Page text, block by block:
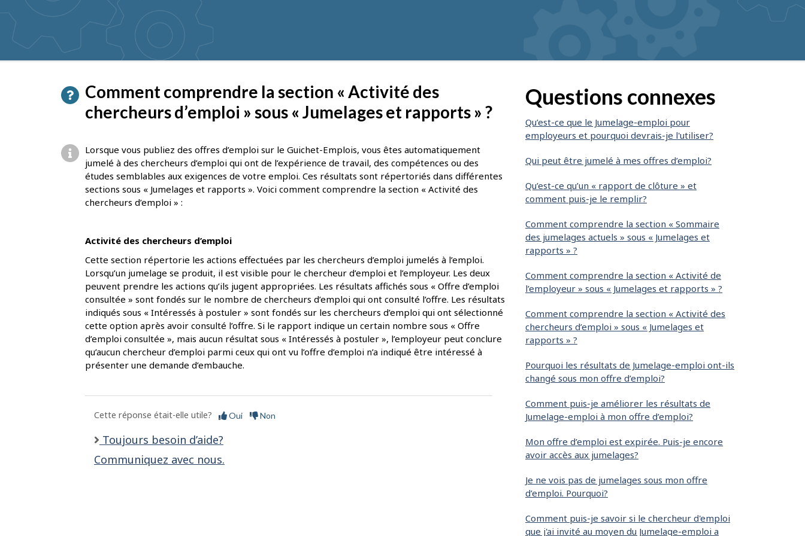
obtenir
suggestions
Comment comprendre la section « Activité des
chercheurs d’emploi » sous « Jumelages et rapports » ?
Lorsque vous publiez des offres d’emploi sur le Guichet-Emplois, vous êtes automatiquement
jumelé à des chercheurs d’emploi qui ont de l’expérience de travail, des compétences ou des
études semblables aux exigences de votre emploi. Ces résultats sont répertoriés dans différentes
sections sous « Jumelages et rapports ». Voici comment comprendre la section « Activité des
chercheurs d’emploi » :
Activité des chercheurs d’emploi
Cette section répertorie les actions effectuées par les chercheurs d’emploi jumelés à l’emploi.
Lorsqu’un jumelage se produit, il est visible pour le chercheur d’emploi et l’employeur. Les deux
peuvent prendre les actions qu’ils jugent appropriées. Les résultats affichés sous « Offre d’emploi
consultée » sont fondés sur le nombre de chercheurs d’emploi qui ont consulté l’offre. Les résultats
indiqués sous « Intéressés à postuler » sont fondés sur les chercheurs d’emploi qui ont sélectionné
cette option après avoir consulté l’offre. Si le rapport indique un certain nombre sous « Offre
d’emploi consultée », mais aucun résultat sous « Intéressés à postuler », l’employeur peut conclure
qu’aucun chercheur d’emploi parmi ceux qui ont vu l’offre d’emploi n’a indiqué être intéressé à
présenter une demande d’embauche.
Cette réponse était-elle utile? Oui Non
Toujours besoin d’aide?
Communiquez avec nous.
Questions connexes
Qu’est-ce que le Jumelage-emploi pour
employeurs et pourquoi devrais-je l'utiliser?
Qui peut être jumelé à mes offres d’emploi?
Qu’est-ce qu’un « rapport de clôture » et
comment puis-je le remplir?
Comment comprendre la section « Sommaire
des jumelages actuels » sous « Jumelages et
rapports » ?
Comment comprendre la section « Activité de
l’employeur » sous « Jumelages et rapports » ?
Comment comprendre la section « Activité des
chercheurs d’emploi » sous « Jumelages et
rapports » ?
Pourquoi les résultats de Jumelage-emploi ont-ils
changé sous mon offre d’emploi?
Comment puis-je améliorer les résultats de
Jumelage-emploi à mon offre d’emploi?
Mon offre d’emploi est expirée. Puis-je encore
avoir accès aux jumelages?
Je ne vois pas de jumelages sous mon offre
d’emploi. Pourquoi?
Comment puis-je savoir si le chercheur d'emploi
que j'ai invité au moyen du Jumelage-emploi a
D
é
a
i